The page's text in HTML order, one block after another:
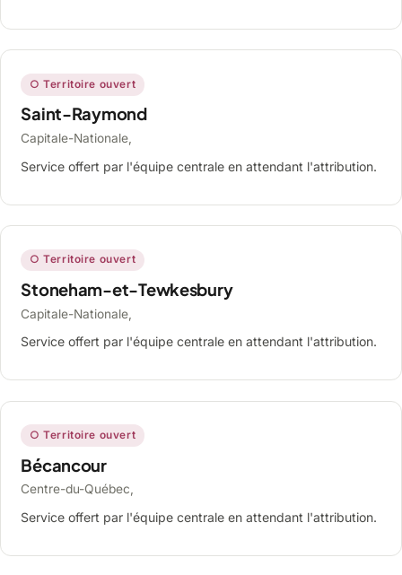
○ Territoire ouvert
Saint-Raymond
Capitale-Nationale,
Service offert par l'équipe centrale en attendant l'attribution.
○ Territoire ouvert
Stoneham-et-Tewkesbury
Capitale-Nationale,
Service offert par l'équipe centrale en attendant l'attribution.
○ Territoire ouvert
Bécancour
Centre-du-Québec,
Service offert par l'équipe centrale en attendant l'attribution.